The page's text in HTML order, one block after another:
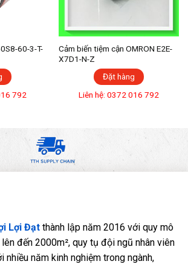
60-3-T-
792
Cảm biến tiệm cận OMRON E2E-
X7D1-N-Z
Đặt hàng
Liên hệ: 0372 016 792
Lợi Đạt thành lập năm 2016 với quy mô
đến 2000m², quy tụ đội ngũ nhân viên
nhiều năm kinh nghiệm trong ngành,